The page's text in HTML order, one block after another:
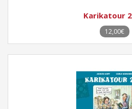
Karikatour
12,00€